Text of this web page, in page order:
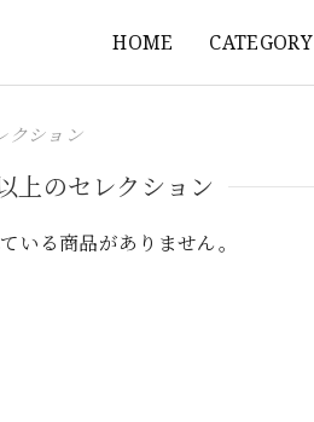
HOME CATEGORY
クション
上のセレクション
いる商品がありません。